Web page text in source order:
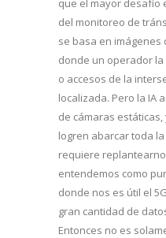
que el mayor desafío
del monitoreo de
se basa en imágenes
donde un operador
o accesos de la
localizada. Pero la IA
de cámaras
logren abarcar toda
requiere
entendemos como
donde nos es útil el
gran cantidad de
Entonces no es